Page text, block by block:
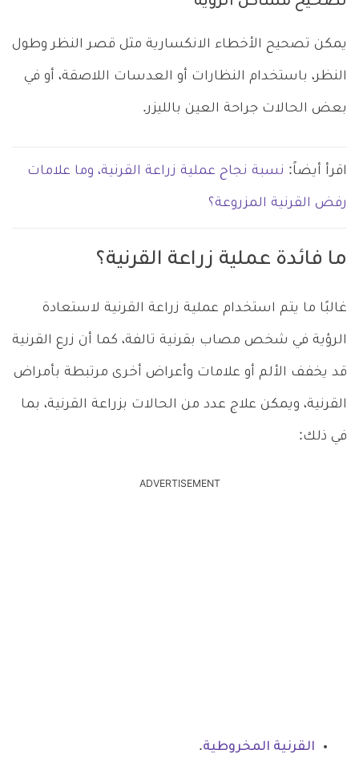
يمكن تصحيح الأخطاء الانكسارية مثل قصر النظر وطول
النظر، باستخدام النظارات أو العدسات اللاصقة، أو في
بعض الحالات جراحة العين بالليزر.
اقرأ أيضاً: نسبة نجاح عملية زراعة القرنية، وما علامات
رفض القرنية المزروعة؟
ما فائدة عملية زراعة القرنية؟
غالبًا ما يتم استخدام عملية زراعة القرنية لاستعادة
الرؤية في شخص مصاب بقرنية تالفة، كما أن زرع القرنية
قد يخفف الألم أو علامات وأعراض أخرى مرتبطة بأمراض
القرنية، ويمكن علاج عدد من الحالات بزراعة القرنية، بما
في ذلك:
ADVERTISEMENT
القرنية المخروطية.